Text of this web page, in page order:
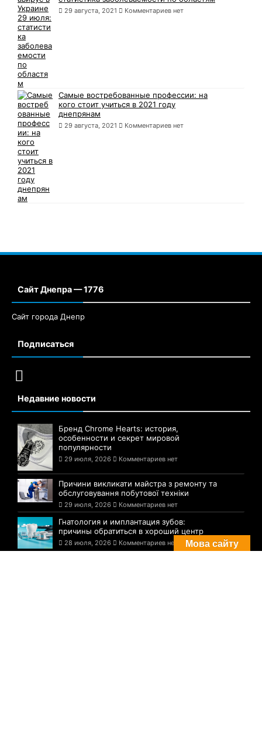
29 августа, 2021 Комментариев нет
Самые востребованные профессии: на
кого стоит учиться в 2021 году
днепрянам
29 августа, 2021 Комментариев нет
Сайт Днепра — 1776
Сайт города Днепр
Подписаться
Недавние новости
Бренд Chrome Hearts: история,
особенности и секрет мировой
популярности
29 июля, 2026 Комментариев нет
Причини викликати майстра з ремонту та
обслуговування побутової техніки
29 июля, 2026 Комментариев нет
Гнатология и имплантация зубов:
причины обратиться в хороший центр
28 июля, 2026 Комментариев нет Мова сайту